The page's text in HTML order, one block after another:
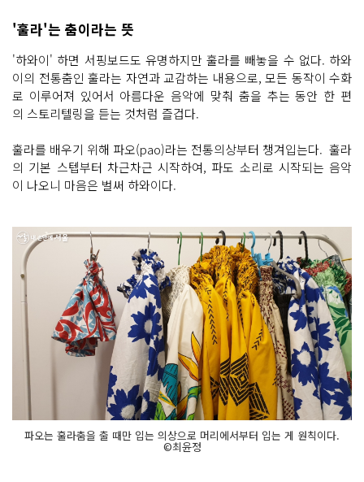
'훌라'는 춤이라는 뜻
'하와이' 하면 서핑보드도 유명하지만 훌라를 빼놓을 수 없다. 하와
이의 전통춤인 훌라는 자연과 교감하는 내용으로, 모든 동작이 수화
로 이루어져 있어서 아름다운 음악에 맞춰 춤을 추는 동안 한 편
의 스토리텔링을 듣는 것처럼 즐겁다.
훌라를 배우기 위해 파오(pao)라는 전통의상부터 챙겨입는다. 훌라
의 기본 스텝부터 차근차근 시작하여, 파도 소리로 시작되는 음악
이 나오니 마음은 벌써 하와이다.
파오는 훌라춤을 출 때만 입는 의상으로 머리에서부터 입는 게 원칙이다.
©최윤정